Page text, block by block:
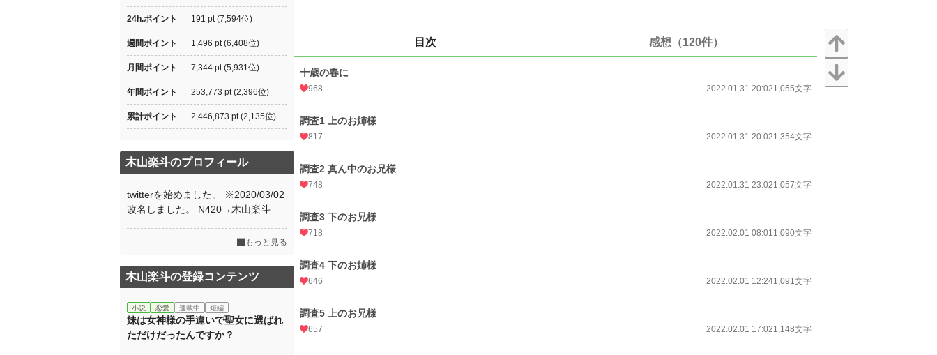
目次 感想（120件）
十歳の春に
968 2022.01.31 20:021,055文字
調査1 上のお姉様
817 2022.01.31 20:021,354文字
調査2 真ん中のお兄様
748 2022.01.31 23:021,057文字
調査3 下のお兄様
718 2022.02.01 08:011,090文字
調査4 下のお姉様
646 2022.02.01 12:241,091文字
調査5 上のお兄様
657 2022.02.01 17:021,148文字
24h.ポイント 191 pt (7,594位)
週間ポイント 1,496 pt (6,408位)
月間ポイント 7,344 pt (5,931位)
年間ポイント 253,773 pt (2,396位)
累計ポイント 2,446,873 pt (2,135位)
木山楽斗のプロフィール
twitterを始めました。 ※2020/03/02
改名しました。 N420→木山楽斗
もっと見る
木山楽斗の登録コンテンツ
小説 恋愛 連載中 短編
妹は女神様の手違いで聖女に選ばれ
ただけだったんですか？